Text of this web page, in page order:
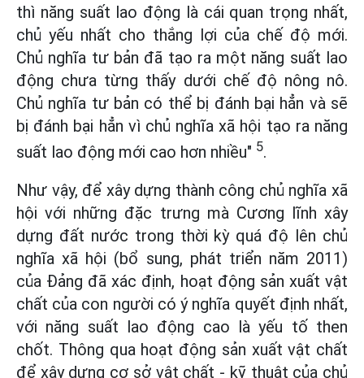
thì năng suất lao động là cái quan trọng nhất,
chủ yếu nhất cho thắng lợi của chế độ mới.
Chủ nghĩa tư bản đã tạo ra một năng suất lao
động chưa từng thấy dưới chế độ nông nô.
Chủ nghĩa tư bản có thể bị đánh bại hẳn và sẽ
bị đánh bại hẳn vì chủ nghĩa xã hội tạo ra năng
suất lao động mới cao hơn nhiều" 5.
Như vậy, để xây dựng thành công chủ nghĩa xã
hội với những đặc trưng mà Cương lĩnh xây
dựng đất nước trong thời kỳ quá độ lên chủ
nghĩa xã hội (bổ sung, phát triển năm 2011)
của Đảng đã xác định, hoạt động sản xuất vật
chất của con người có ý nghĩa quyết định nhất,
với năng suất lao động cao là yếu tố then
chốt. Thông qua hoạt động sản xuất vật chất
để xây dựng cơ sở vật chất - kỹ thuật của chủ